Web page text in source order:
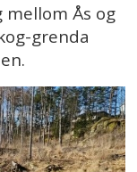
Ås og
grenda